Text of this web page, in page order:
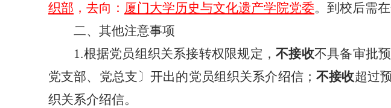
织部 ，去向： 厦门大学历史与文化遗产学院党委。到校后需
二、其他注意事项
1.根据党员组织关系接转权限规定，不接收不具备审批
党支部、党总支〕开出的党员组织关系介绍信； 不接收超过
织关系介绍信。